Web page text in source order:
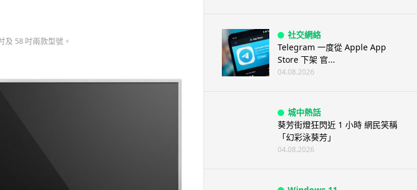
及 58 吋兩款型號。
社交網絡
Telegram 一度從 Apple App
Store 下架 官...
04.08.2026
城中熱話
葵芳街燈狂閃近 1 小時 網民笑稱
「幻彩泳葵芳」
04.08.2026